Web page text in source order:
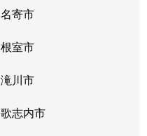
名寄市
根室市
滝川市
歌志内市